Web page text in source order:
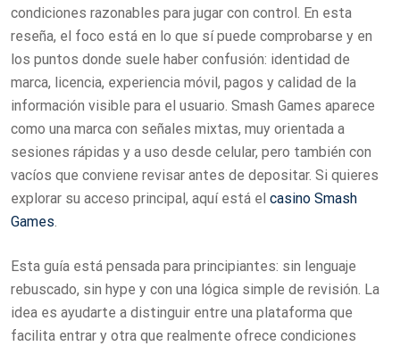
condiciones razonables para jugar con control. En esta
reseña, el foco está en lo que sí puede comprobarse y en
los puntos donde suele haber confusión: identidad de
marca, licencia, experiencia móvil, pagos y calidad de la
información visible para el usuario. Smash Games aparece
como una marca con señales mixtas, muy orientada a
sesiones rápidas y a uso desde celular, pero también con
vacíos que conviene revisar antes de depositar. Si quieres
explorar su acceso principal, aquí está el casino Smash
Games.
Esta guía está pensada para principiantes: sin lenguaje
rebuscado, sin hype y con una lógica simple de revisión. La
idea es ayudarte a distinguir entre una plataforma que
facilita entrar y otra que realmente ofrece condiciones